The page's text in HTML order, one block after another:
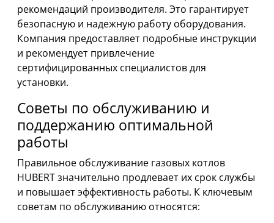
рекомендаций производителя. Это гарантирует
безопасную и надежную работу оборудования.
Компания предоставляет подробные инструкции
и рекомендует привлечение
сертифицированных специалистов для
установки.
Советы по обслуживанию и
поддержанию оптимальной
работы
Правильное обслуживание газовых котлов
HUBERT значительно продлевает их срок службы
и повышает эффективность работы. К ключевым
советам по обслуживанию относятся: